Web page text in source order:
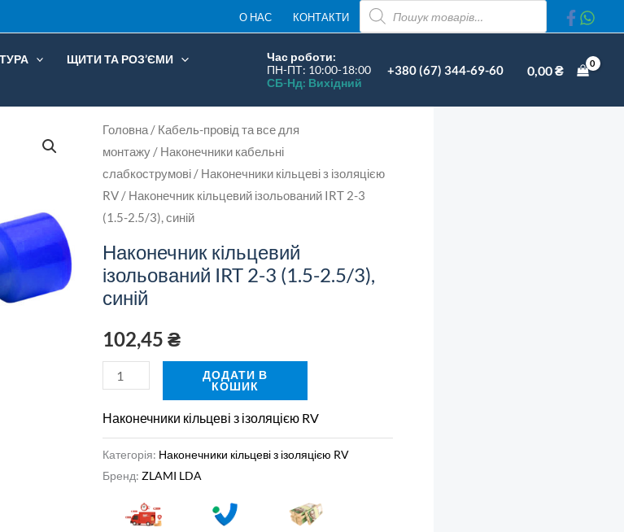
О НАС КОНТАКТИ
ПОШУК
ТОВАРІВ
ЩИТИ ТА РОЗ’ЄМИ
Час роботи:
ПН-ПТ: 10:00-18:00
СБ-Нд: Вихідний
+380 (67) 344-69-60 0,00₴
Головна / Кабель-провід та все для
монтажу / Наконечники кабельні
слабкострумові / Наконечники кільцеві з ізоляцією
RV / Наконечник кільцевий ізольований IRT 2-3
(1.5-2.5/3), синій
Наконечник кільцевий
ізольований IRT 2-3 (1.5-2.5/3),
синій
102,45 ₴
Наконечник
кільцевий
ізольований
IRT
2-
3
(1.5-
2.5/3),
кількість
ДОДАТИ В
КОШИК
Наконечники кільцеві з ізоляцією RV
Категорія: Наконечники кільцеві з ізоляцією RV
Бренд: ZLAMI LDA
IRT
2-
2.5/3),
синій
кількість